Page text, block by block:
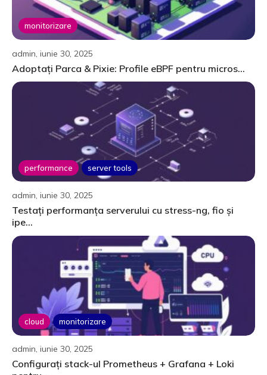
monitorizare
admin, iunie 30, 2025
Adoptați Parca & Pixie: Profile eBPF pentru micros...
performance server tools
admin, iunie 30, 2025
Testați performanța serverului cu stress-ng, fio și
ipe...
cloud monitorizare
admin, iunie 30, 2025
Configurați stack-ul Prometheus + Grafana + Loki